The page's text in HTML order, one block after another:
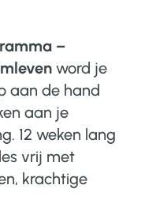
–
word je
aan de hand
aan je
12 weken lang
vrij met
krachtige